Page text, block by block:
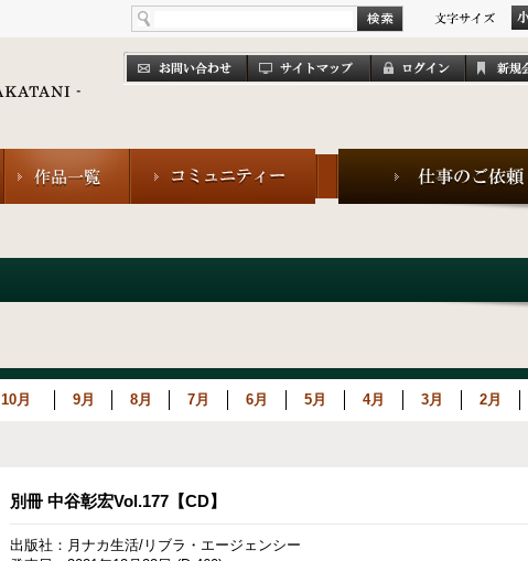
10月 9月 8月 7月 6月 5月 4月 3月 2月
別冊 中谷彰宏Vol.177【CD】
出版社：月ナカ生活/リブラ・エージェンシー